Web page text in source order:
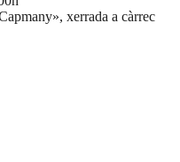
xerrada a càrrec